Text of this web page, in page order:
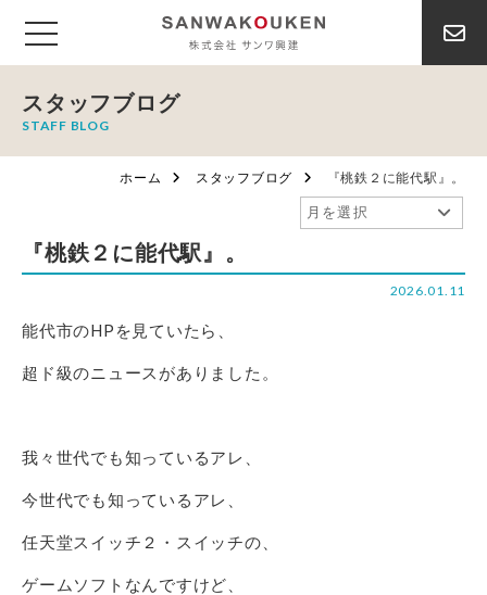
スタッフブログ
STAFF BLOG
ホーム スタッフブログ 『桃鉄２に能代駅』。
『桃鉄２に能代駅』。
2026.01.11
能代市のHPを見ていたら、
超ド級のニュースがありました。
我々世代でも知っているアレ、
今世代でも知っているアレ、
任天堂スイッチ２・スイッチの、
ゲームソフトなんですけど、